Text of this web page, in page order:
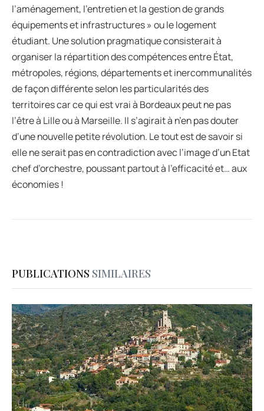
l’aménagement, l’entretien et la gestion de grands
équipements et infrastructures » ou le logement
étudiant. Une solution pragmatique consisterait à
organiser la répartition des compétences entre État,
métropoles, régions, départements et inercommunalités
de façon différente selon les particularités des
territoires car ce qui est vrai à Bordeaux peut ne pas
l’être à Lille ou à Marseille. Il s’agirait à n’en pas douter
d’une nouvelle petite révolution. Le tout est de savoir si
elle ne serait pas en contradiction avec l’image d’un Etat
chef d’orchestre, poussant partout à l’efficacité et… aux
économies !
PUBLICATIONS SIMILAIRES